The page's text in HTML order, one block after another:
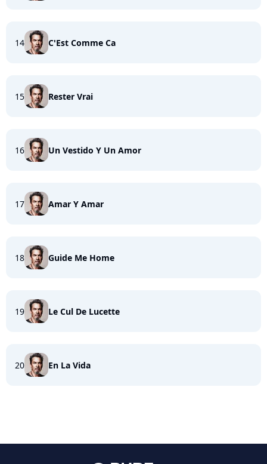
14 C'Est Comme Ca
15 Rester Vrai
16 Un Vestido Y Un Amor
17 Amar Y Amar
18 Guide Me Home
19 Le Cul De Lucette
20 En La Vida